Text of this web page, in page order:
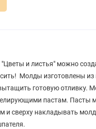
и листья" можно
Молды изготовлены из
готовую отливку.
пастам. Пасты
и сверху накладывать